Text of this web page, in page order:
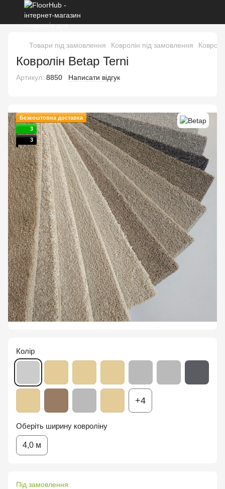
Товари під замовлення Ковролін під замовлення
Ковролін Betap Terni
Артикул: 8850 Написати відгук
Безкоштовна доставка
3
3
Колір
+4
Оберіть ширину ковроліну
4,0 м
Під замовлення